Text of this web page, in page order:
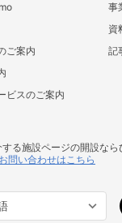
ご案内
ビスのご案内
事
資
記
る施設ページの開設な
お問い合わせはこちら